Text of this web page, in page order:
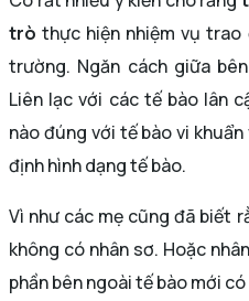
tròthực hiện nhiệm vụ
trường. Ngăn cách giữa
Liên lạc với các tế bào lân
nào đúng với tế bào vi
định hình dạng tế bào.
Vì như các mẹ cũng đã biết
không có nhân sơ. Hoặc
phần bên ngoài tế bào mới